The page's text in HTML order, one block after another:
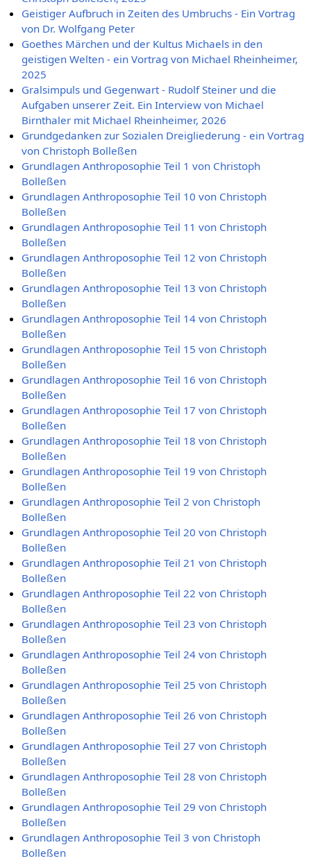
Geistiger Aufbruch in Zeiten des Umbruchs - Ein Vortrag
von Dr. Wolfgang Peter
Goethes Märchen und der Kultus Michaels in den
geistigen Welten - ein Vortrag von Michael Rheinheimer,
2025
Gralsimpuls und Gegenwart - Rudolf Steiner und die
Aufgaben unserer Zeit. Ein Interview von Michael
Birnthaler mit Michael Rheinheimer, 2026
Grundgedanken zur Sozialen Dreigliederung - ein Vortrag
von Christoph Bolleßen
Grundlagen Anthroposophie Teil 1 von Christoph
Bolleßen
Grundlagen Anthroposophie Teil 10 von Christoph
Bolleßen
Grundlagen Anthroposophie Teil 11 von Christoph
Bolleßen
Grundlagen Anthroposophie Teil 12 von Christoph
Bolleßen
Grundlagen Anthroposophie Teil 13 von Christoph
Bolleßen
Grundlagen Anthroposophie Teil 14 von Christoph
Bolleßen
Grundlagen Anthroposophie Teil 15 von Christoph
Bolleßen
Grundlagen Anthroposophie Teil 16 von Christoph
Bolleßen
Grundlagen Anthroposophie Teil 17 von Christoph
Bolleßen
Grundlagen Anthroposophie Teil 18 von Christoph
Bolleßen
Grundlagen Anthroposophie Teil 19 von Christoph
Bolleßen
Grundlagen Anthroposophie Teil 2 von Christoph
Bolleßen
Grundlagen Anthroposophie Teil 20 von Christoph
Bolleßen
Grundlagen Anthroposophie Teil 21 von Christoph
Bolleßen
Grundlagen Anthroposophie Teil 22 von Christoph
Bolleßen
Grundlagen Anthroposophie Teil 23 von Christoph
Bolleßen
Grundlagen Anthroposophie Teil 24 von Christoph
Bolleßen
Grundlagen Anthroposophie Teil 25 von Christoph
Bolleßen
Grundlagen Anthroposophie Teil 26 von Christoph
Bolleßen
Grundlagen Anthroposophie Teil 27 von Christoph
Bolleßen
Grundlagen Anthroposophie Teil 28 von Christoph
Bolleßen
Grundlagen Anthroposophie Teil 29 von Christoph
Bolleßen
Grundlagen Anthroposophie Teil 3 von Christoph
Bolleßen